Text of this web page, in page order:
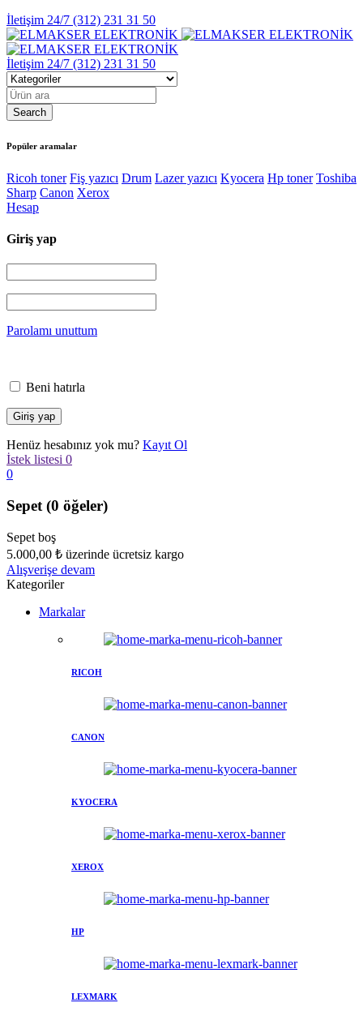
İletişim 24/7 (312) 231 31 50
İletişim 24/7 (312) 231 31 50
Popüler aramalar
Ricoh toner Fiş yazıcı Drum Lazer yazıcı Kyocera Hp toner Toshiba
Sharp Canon Xerox
Hesap
Giriş yap
Parolamı unuttum
Beni hatırla
Henüz hesabınız yok mu? Kayıt Ol
İstek listesi 0
0
Sepet (0 öğeler)
Sepet boş
5.000,00 ₺ üzerinde ücretsiz kargo
Alışverişe devam
Kategoriler
Markalar
RICOH
CANON
KYOCERA
XEROX
HP
LEXMARK